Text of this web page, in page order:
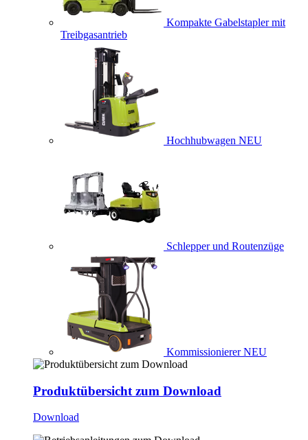
Kompakte Gabelstapler mit
Treibgasantrieb
Hochhubwagen NEU
Schlepper und Routenzüge
Kommissionierer NEU
Produktübersicht zum Download
Download